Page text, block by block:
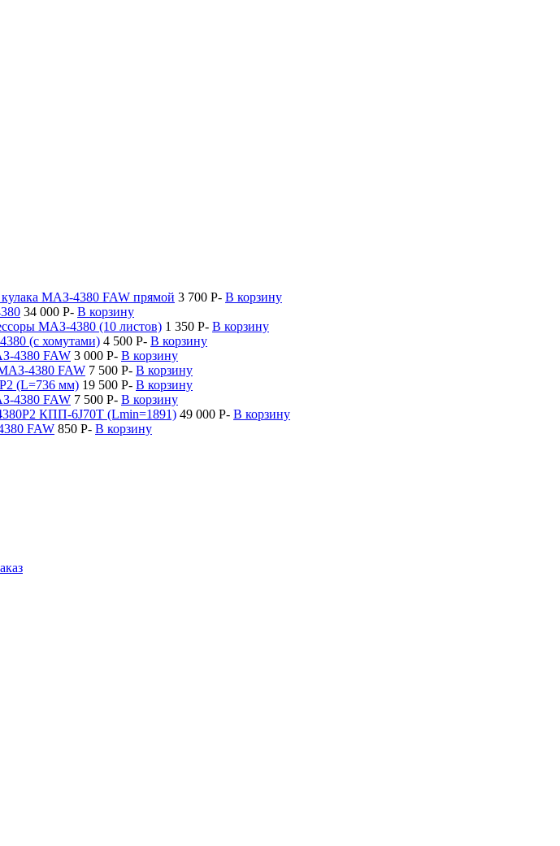
кулака МАЗ-4380 FAW прямой 3 700 P- В корзину
34 000 P- В корзину
МАЗ-4380 (10 листов) 1 350 P- В корзину
(с хомутами) 4 500 P- В корзину
4380 FAW 3 000 P- В корзину
4380 FAW 7 500 P- В корзину
(L=736 мм) 19 500 P- В корзину
4380 FAW 7 500 P- В корзину
КПП-6J70T (Lmin=1891) 49 000 P- В корзину
FAW 850 P- В корзину